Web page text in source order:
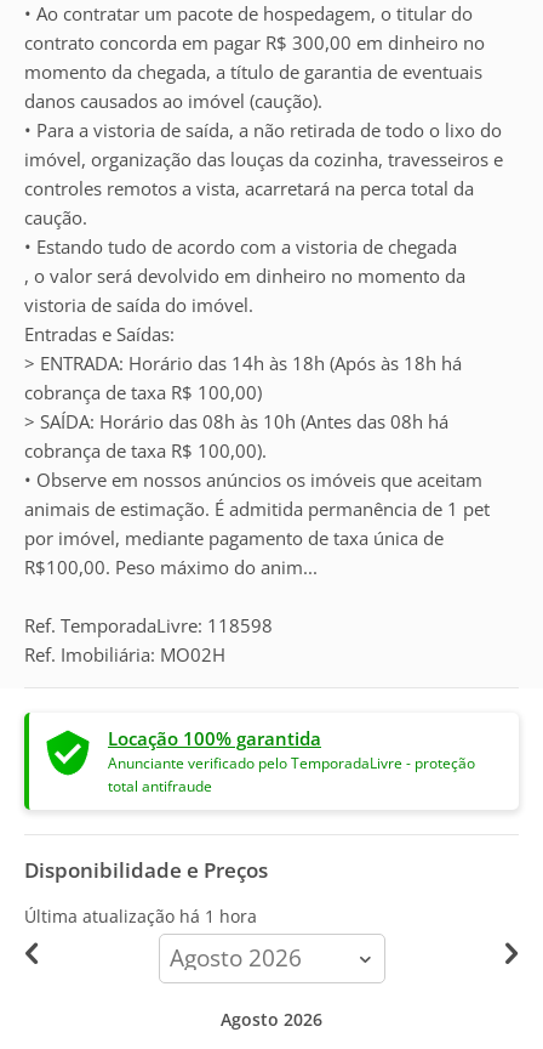
• Ao contratar um pacote de hospedagem, o titular do
contrato concorda em pagar R$ 300,00 em dinheiro no
momento da chegada, a título de garantia de eventuais
danos causados ao imóvel (caução).
• Para a vistoria de saída, a não retirada de todo o lixo do
imóvel, organização das louças da cozinha, travesseiros e
controles remotos a vista, acarretará na perca total da
caução.
• Estando tudo de acordo com a vistoria de chegada
, o valor será devolvido em dinheiro no momento da
vistoria de saída do imóvel.
Entradas e Saídas:
> ENTRADA: Horário das 14h às 18h (Após às 18h há
cobrança de taxa R$ 100,00)
> SAÍDA: Horário das 08h às 10h (Antes das 08h há
cobrança de taxa R$ 100,00).
• Observe em nossos anúncios os imóveis que aceitam
animais de estimação. É admitida permanência de 1 pet
por imóvel, mediante pagamento de taxa única de
R$100,00. Peso máximo do anim...
Ref. TemporadaLivre: 118598
Ref. Imobiliária: MO02H
Locação 100% garantida
Anunciante verificado pelo TemporadaLivre - proteção
total antifraude
Disponibilidade e Preços
Última atualização há 1 hora
calendar-
month
Agosto 2026